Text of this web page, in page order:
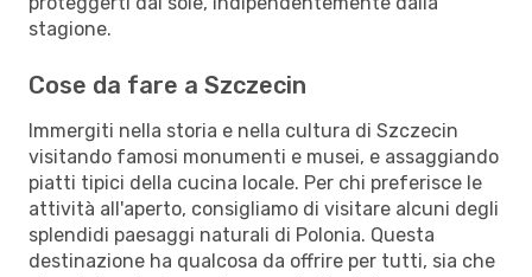
stagione.
Cose da fare a Szczecin
Immergiti nella storia e nella cultura di Szczecin
visitando famosi monumenti e musei, e assaggiando
piatti tipici della cucina locale. Per chi preferisce le
attività all'aperto, consigliamo di visitare alcuni degli
splendidi paesaggi naturali di Polonia. Questa
destinazione ha qualcosa da offrire per tutti, sia che